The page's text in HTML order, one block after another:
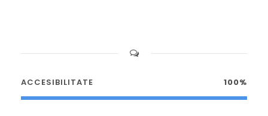
ACCESIBILITATE 100%